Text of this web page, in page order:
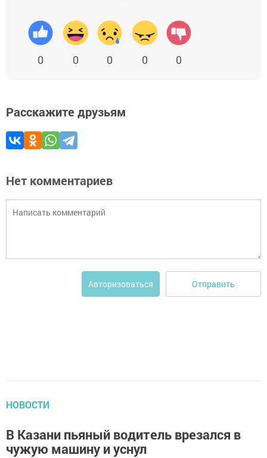
0 0 0 0 0
Расскажите друзьям
Нет комментариев
Авторизоваться Отправить
НОВОСТИ
В Казани пьяный водитель врезался в
чужую машину и уснул